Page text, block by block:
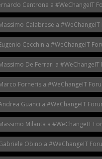
Centrone a #WeChangeIT
Calabrese a #WeChangeIT
Cecchin a #WeChangeIT
De Ferrari a #WeChangeIT
Forneris a #WeChangeIT
Guanci a #WeChangeIT
Milanta a #WeChangeIT
Obino a #WeChangeIT